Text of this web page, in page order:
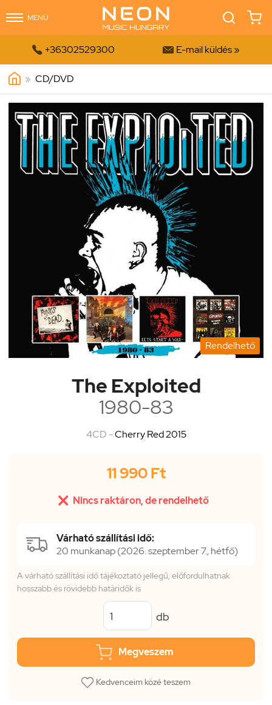
MENÜ
 +36302529300  E-mail küldés »
» CD/DVD
Rendelhető
The Exploited
1980-83
4CD -Cherry Red 2015
11 990 Ft
 Nincs raktáron, de rendelhető
Várható szállítási idő:
20 munkanap (2026. szeptember 7., hétfő)
A várható szállítási idő tájékoztató jellegű, előfordulhatnak
hosszabb és rövidebb határidők is
db
Megveszem
Kedvenceim közé teszem